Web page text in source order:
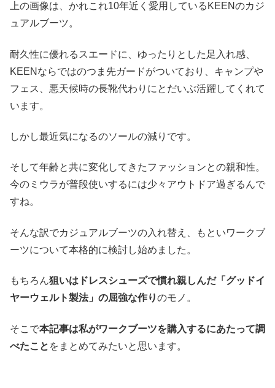
上の画像は、かれこれ10年近く愛用しているKEENのカジ
ュアルブーツ。
耐久性に優れるスエードに、ゆったりとした足入れ感、
KEENならではのつま先ガードがついており、キャンプや
フェス、悪天候時の長靴代わりにとだいぶ活躍してくれて
います。
しかし最近気になるのソールの減りです。
そして年齢と共に変化してきたファッションとの親和性。
今のミウラが普段使いするには少々アウトドア過ぎるんで
すね。
そんな訳でカジュアルブーツの入れ替え、もといワークブ
ーツについて本格的に検討し始めました。
もちろん狙いはドレスシューズで慣れ親しんだ「グッドイ
ヤーウェルト製法」の屈強な作りのモノ。
そこで本記事は私がワークブーツを購入するにあたって調
べたこと をまとめてみたいと思います。